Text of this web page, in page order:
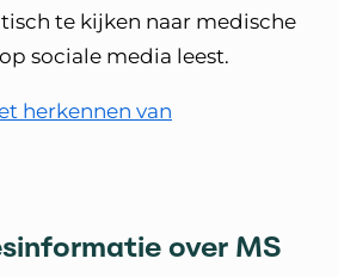
te kijken naar medische
sociale media leest.
herkennen van
over MS